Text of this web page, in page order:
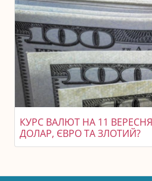
КУРС ВАЛЮТ НА 11
ДОЛАР, ЄВРО ТА ЗЛОТИЙ?